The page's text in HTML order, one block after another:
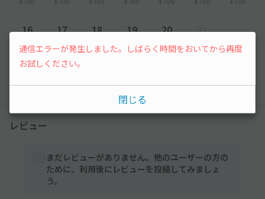
16
¥700
17
¥700
18
¥700
19
¥700
20
¥700
21
先行予約
以降の空き状況は毎日24:00に更新されます。
レビュー
まだレビューがありません。他のユーザーの方の
ために、利用後にレビューを投稿してみましょ
う。
通信エラーが発生しました。しばらく時間をおいてから再度
お試しください。
閉じる